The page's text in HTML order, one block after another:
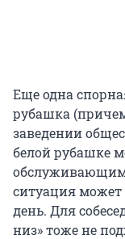
Еще одна
рубашка
заведении
белой рубашке
обслуживающим
ситуация может
день. Для
низ» тоже не